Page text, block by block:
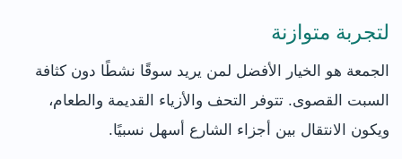
لتجربة متوازنة
الجمعة هو الخيار الأفضل لمن يريد سوقًا نشطًا دون كثافة
السبت القصوى. تتوفر التحف والأزياء القديمة والطعام،
ويكون الانتقال بين أجزاء الشارع أسهل نسبيًا.